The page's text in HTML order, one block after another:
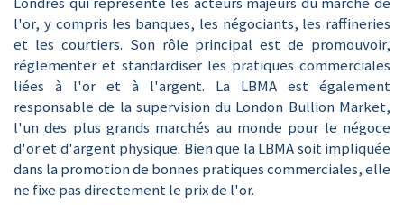
l'or, y compris les banques, les négociants, les raffineries
et les courtiers. Son rôle principal est de promouvoir,
réglementer et standardiser les pratiques commerciales
liées à l'or et à l'argent. La LBMA est également
responsable de la supervision du London Bullion Market,
l'un des plus grands marchés au monde pour le négoce
d'or et d'argent physique. Bien que la LBMA soit impliquée
dans la promotion de bonnes pratiques commerciales, elle
ne fixe pas directement le prix de l'or.